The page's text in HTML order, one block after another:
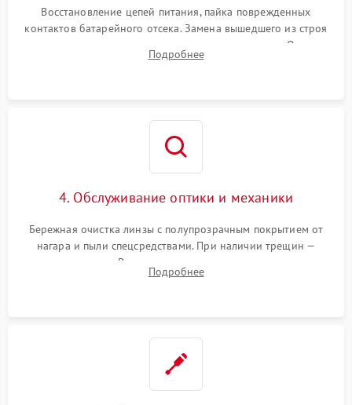
Восстановление цепей питания, пайка поврежденных
контактов батарейного отсека. Замена вышедшего из строя
светодиода или микросхемы управления яркостью. Очистка
платы от коррозии и нанесение защитного лака для
Подробнее
4. Обслуживание оптики и механики
Бережная очистка линзы с полупрозрачным покрытием от
нагара и пыли спецсредствами. При наличии трещин —
замена стекла. Восстановление или замена пружин и
резьбовых элементов в механизме ввода поправок для
Подробнее